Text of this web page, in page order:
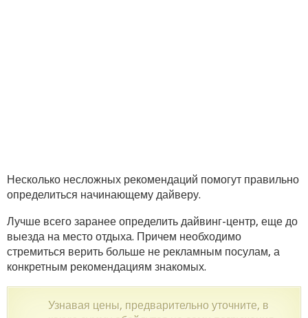
Несколько несложных рекомендаций помогут правильно
определиться начинающему дайверу.
Лучше всего заранее определить дайвинг-центр, еще до
выезда на место отдыха. Причем необходимо
стремиться верить больше не рекламным посулам, а
конкретным рекомендациям знакомых.
Узнавая цены, предварительно уточните, в